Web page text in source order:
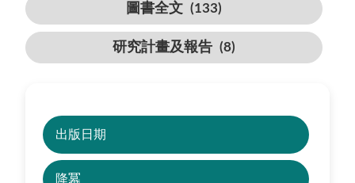
圖書全文 (133)
研究計畫及報告 (8)